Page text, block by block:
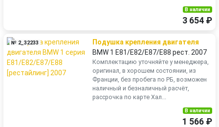
В наличии
3 654 ₽
№ 2_32233
Подушка крепления двигателя
BMW 1 E81/E82/E87/E88 рест. 2007
Комплектацию уточняйте у менеджера,
оригинал, в хорошем состоянии, из
Франции, без пробега по РБ, возможен
наличный и безналичный расчёт,
рассрочка по карте Хал...
В наличии
1 566 ₽